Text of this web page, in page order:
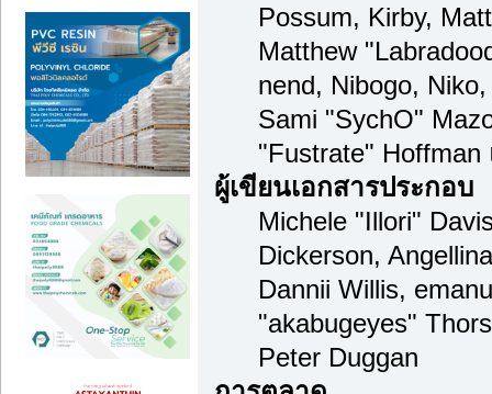
Possum, Kirby,
Matthew
nend, Nibogo,
Sami "SychO"
"Fustrate"
ผู้เขียนเอกสารประกอบ
Michele "Illori"
Dickerson,
Dannii Willis,
"akabugeyes"
Peter Duggan